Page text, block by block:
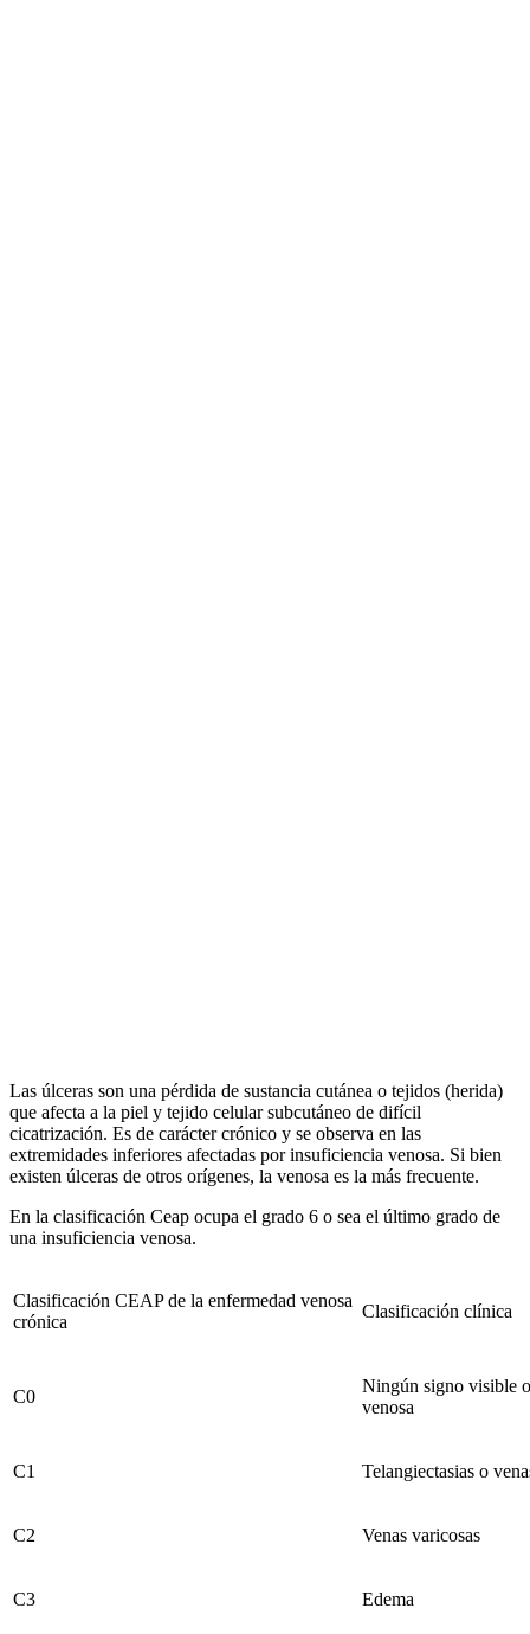
Las úlceras son una pérdida de sustancia cutánea o tejidos (herida)
que afecta a la piel y tejido celular subcutáneo de difícil
cicatrización. Es de carácter crónico y se observa en las
extremidades inferiores afectadas por insuficiencia venosa. Si bien
existen úlceras de otros orígenes, la venosa es la más frecuente.
En la clasificación Ceap ocupa el grado 6 o sea el último grado de
una insuficiencia venosa.
Clasificación CEAP de la enfermedad venosa
crónica
Clasificación clínica
C0
Ningún signo visible
venosa
C1 Telangiectasias o
C2 Venas varicosas
C3 Edema